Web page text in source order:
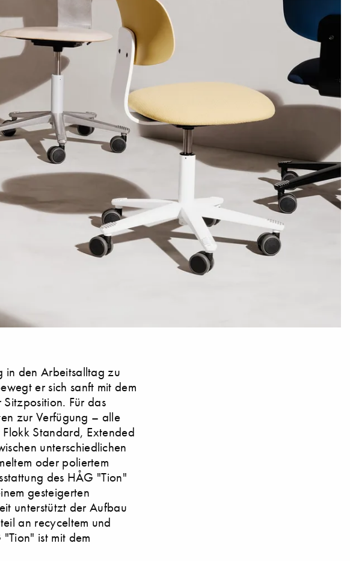
in den Arbeitsalltag zu
er sich sanft mit dem
Für das
zur Verfügung – alle
Standard, Extended
unterschiedlichen
oder poliertem
des HÅG "Tion"
gesteigerten
unterstützt der Aufbau
an recyceltem und
ist mit dem